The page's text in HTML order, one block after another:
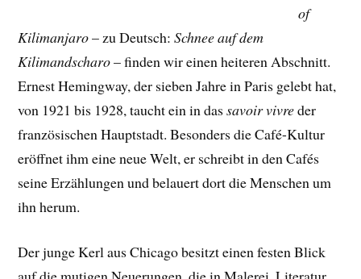
of
Kilimanjaro– zu Deutsch:Schnee auf dem
Kilimandscharo– finden wir einen heiteren Abschnitt.
Ernest Hemingway, der sieben Jahre in Paris gelebt hat,
von 1921 bis 1928, taucht ein in dassavoir vivreder
französischen Hauptstadt. Besonders die Café-Kultur
eröffnet ihm eine neue Welt, er schreibt in den Cafés
seine Erzählungen und belauert dort die Menschen um
ihn herum.
Der junge Kerl aus Chicago besitzt einen festen Blick